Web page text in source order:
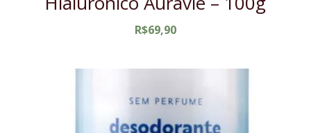
R$69,90